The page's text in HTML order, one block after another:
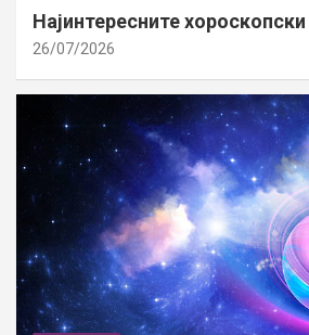
Најинтересните
26/07/2026